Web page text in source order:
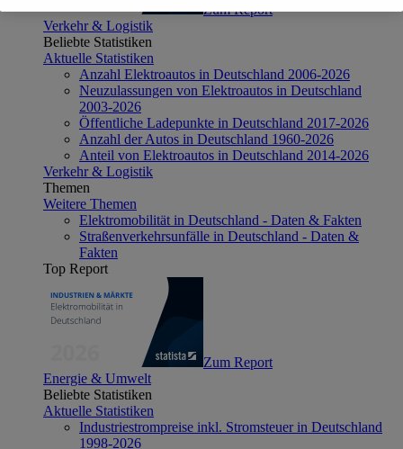
Zum Report
Verkehr & Logistik
Beliebte Statistiken
Aktuelle Statistiken
Anzahl Elektroautos in Deutschland 2006-2026
Neuzulassungen von Elektroautos in Deutschland
2003-2026
Öffentliche Ladepunkte in Deutschland 2017-2026
Anzahl der Autos in Deutschland 1960-2026
Anteil von Elektroautos in Deutschland 2014-2026
Verkehr & Logistik
Themen
Weitere Themen
Elektromobilität in Deutschland - Daten & Fakten
Straßenverkehrsunfälle in Deutschland - Daten &
Fakten
Top Report
Zum Report
Energie & Umwelt
Beliebte Statistiken
Aktuelle Statistiken
Industriestrompreise inkl. Stromsteuer in Deutschland
1998-2026